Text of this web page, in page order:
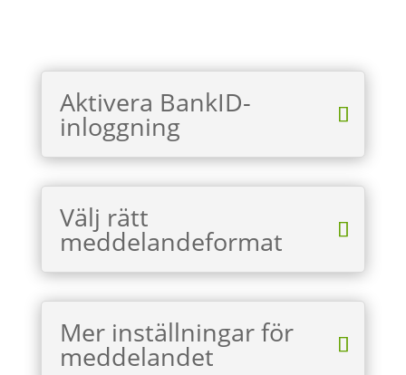
Aktivera BankID-
inloggning
Välj rätt
meddelandeformat
Mer inställningar för
meddelandet